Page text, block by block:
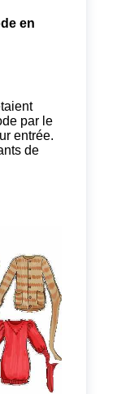
en
par le
entrée.
de